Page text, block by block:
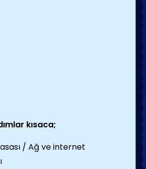
kısaca;
/ Ağ ve internet